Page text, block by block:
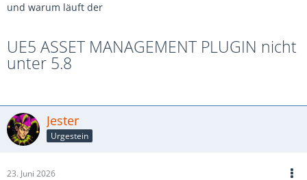
und warum läuft der
UE5 ASSET MANAGEMENT PLUGIN nicht
unter 5.8
Jester
Urgestein
23. Juni 2026